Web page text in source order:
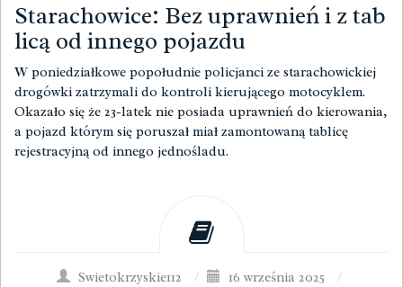
Starachowice: Bez uprawnień i z tab
licą od innego pojazdu
W poniedziałkowe popołudnie policjanci ze starachowickiej
drogówki zatrzymali do kontroli kierującego motocyklem.
Okazało się że 23-latek nie posiada uprawnień do kierowania,
a pojazd którym się poruszał miał zamontowaną tablicę
rejestracyjną od innego jednośladu.
Swietokrzyskie112 / 16 września 2025
/